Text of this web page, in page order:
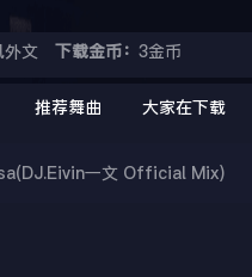
外文 下载金币：3金币
推荐舞曲 大家在下载
一文 Official Mix)